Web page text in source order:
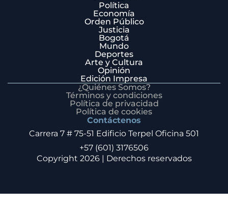
Política
Economía
Orden Público
Justicia
Bogotá
Mundo
Deportes
Arte y Cultura
Opinión
Edición Impresa
¿Quiénes Somos?
Términos y condiciones
Política de privacidad
Política de cookies
Contáctenos
Carrera 7 # 75-51 Edificio Terpel Oficina 501
+57 (601) 3176506
Copyright 2026 | Derechos reservados